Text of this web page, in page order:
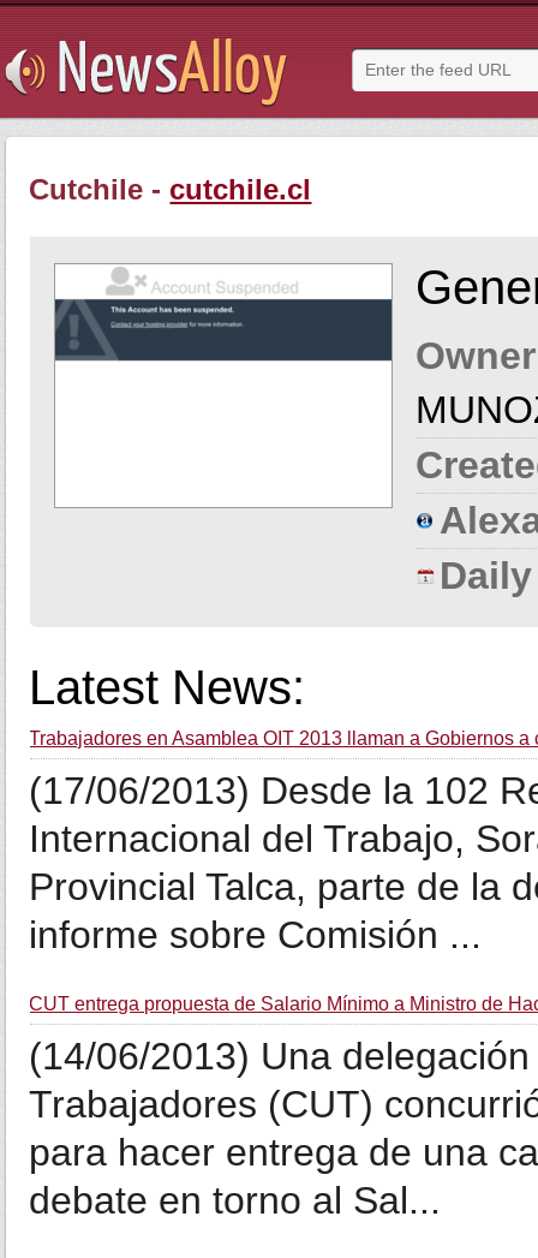
Cutchile - cutchile.cl
Latest News:
Trabajadores en Asamblea OIT 2013 llaman a Gobiernos
(17/06/2013) Desde la 102
Internacional del Trabajo,
Provincial Talca, parte de la
informe sobre Comisión ...
CUT entrega propuesta de Salario Mínimo a Ministro de
(14/06/2013) Una
Trabajadores (CUT)
para hacer entrega de una
debate en torno al Sal...